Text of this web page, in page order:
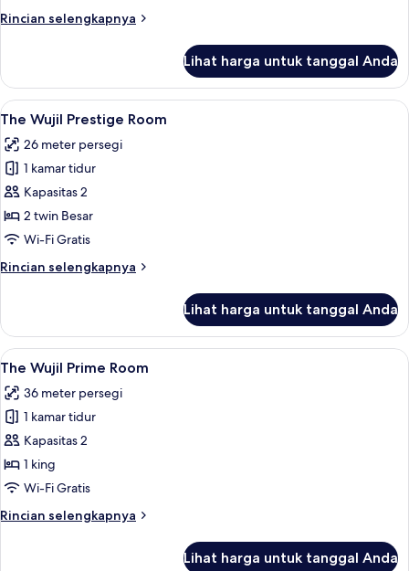
Rincian selengkapnya
Rincian
The
Wujil
Room
Lihat harga untuk tanggal Anda
Lihat
semua
foto
untuk
The
Wujil
Prestige
The Wujil Prestige Room | Brankas,
2
The Wujil Prestige Room
26 meter persegi
1 kamar tidur
Kapasitas 2
2 twin Besar
Wi-Fi Gratis
Rincian selengkapnya
Rincian
The
Wujil
Prestige
Lihat harga untuk tanggal Anda
Lihat
semua
foto
untuk
The
Wujil
Prime
The Wujil Prime Room | Brankas,
2
The Wujil Prime Room
36 meter persegi
1 kamar tidur
Kapasitas 2
1 king
Wi-Fi Gratis
Rincian selengkapnya
Rincian
Lihat harga untuk tanggal Anda